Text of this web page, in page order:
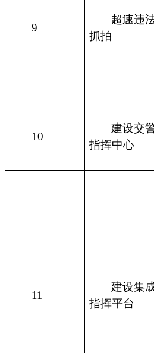
9
超速违
抓拍
10
建设交
指挥中心
11
建设集
指挥平台